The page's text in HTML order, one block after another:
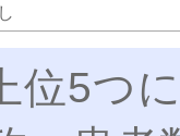
位5つ